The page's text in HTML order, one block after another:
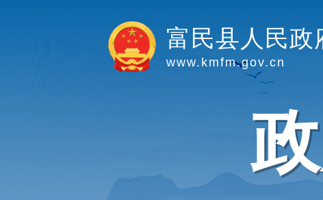
富民县人民政
www.kmfm.gov.cn